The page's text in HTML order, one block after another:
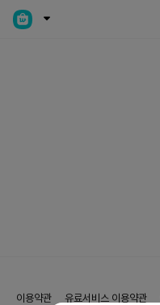
이용약관 유료서비스 이용약관